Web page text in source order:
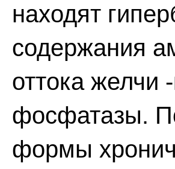
находят
содержания
оттока
фосфатазы.
формы